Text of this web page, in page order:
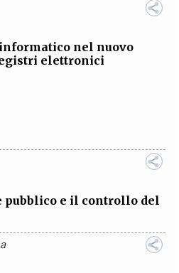
nel nuovo
elettronici
pubblico e il controllo del